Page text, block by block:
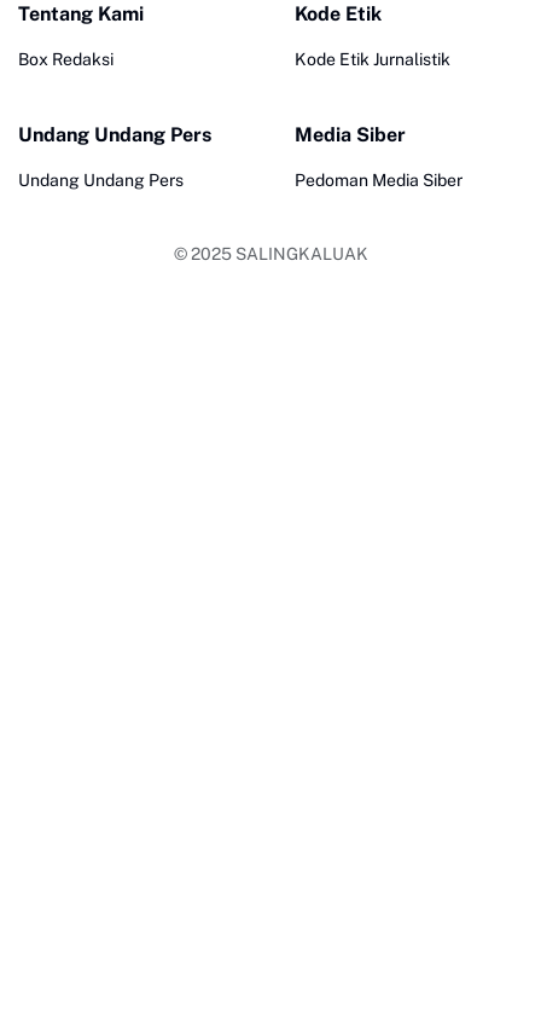
Tentang Kami
Box Redaksi
Kode Etik
Kode Etik Jurnalistik
Undang Undang Pers
Undang Undang Pers
Media Siber
Pedoman Media Siber
© 2025 SALINGKALUAK